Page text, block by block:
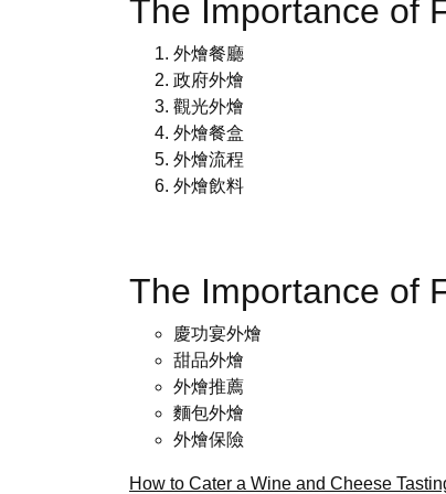
The Importance of
外燴餐廳
政府外燴
觀光外燴
外燴餐盒
外燴流程
外燴飲料
The Importance of
慶功宴外燴
甜品外燴
外燴推薦
麵包外燴
外燴保險
How to Cater a Wine and Cheese